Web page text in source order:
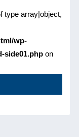
type array|object,
wp-
side01.phpon